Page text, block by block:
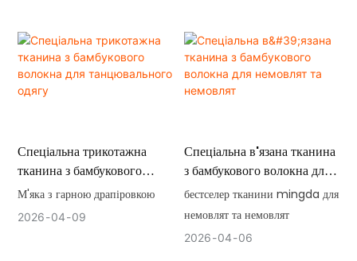
Спеціальна трикотажна
тканина з бамбукового
волокна для танцювального
одягу
М'яка з гарною драпіровкою
2026 04 09
Спеціальна в'язана тканина
з бамбукового волокна для
немовлят та немовлят
бестселер тканини mingda для
немовлят та немовлят
2026 04 06